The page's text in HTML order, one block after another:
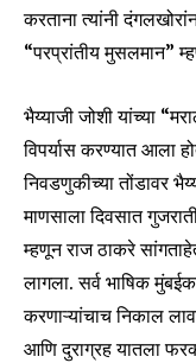
करताना त्यांनी
“परप्रांतीय मुसलमान”
भैय्याजी जोशी यांच्या
विपर्यास करण्यात आला
निवडणुकीच्या तोंडावर
माणसाला दिवसात
म्हणून राज ठाकरे
लागला. सर्व भाषिक
करणाऱ्यांचाच निकाल
आणि दुराग्रह यातला